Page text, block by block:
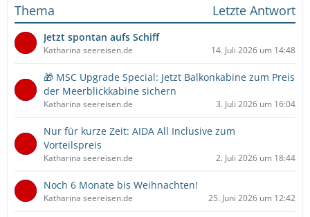
Thema
Letzte Antwort
Jetzt spontan aufs Schiff
Katharina seereisen.de 14. Juli 2026 um 14:48
🎁 MSC Upgrade Special: Jetzt Balkonkabine zum Preis
der Meerblickkabine sichern
Katharina seereisen.de 3. Juli 2026 um 16:04
Nur für kurze Zeit: AIDA All Inclusive zum
Vorteilspreis
Katharina seereisen.de 2. Juli 2026 um 18:44
Noch 6 Monate bis Weihnachten!
Katharina seereisen.de 25. Juni 2026 um 12:42